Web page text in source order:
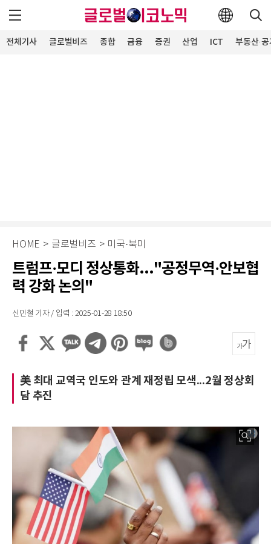
전체기사 글로벌비즈 종합 금융 증권 산업 ICT 부동산·
HOME > 글로벌비즈 > 미국·북미
트럼프·모디 정상통화..."공정무역·안보협
력 강화 논의"
신민철 기자 / 입력 : 2025-01-28 18:50
美 최대 교역국 인도와 관계 재정립 모색...2월 정상회
담 추진